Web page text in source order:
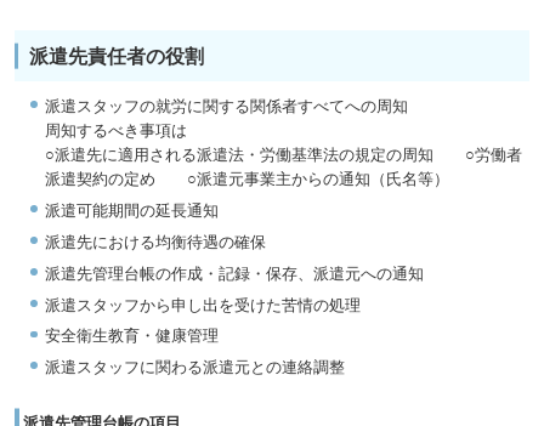
派遣先責任者の役割
派遣スタッフの就労に関する関係者すべてへの周知
周知するべき事項は
○派遣先に適用される派遣法・労働基準法の規定の周知 ○労働者
派遣契約の定め ○派遣元事業主からの通知（氏名等）
派遣可能期間の延長通知
派遣先における均衡待遇の確保
派遣先管理台帳の作成・記録・保存、派遣元への通知
派遣スタッフから申し出を受けた苦情の処理
安全衛生教育・健康管理
派遣スタッフに関わる派遣元との連絡調整